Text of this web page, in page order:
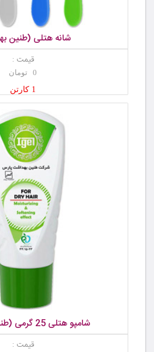
شانه هتلی (طنین
قیمت :
0 تومان
1 کارتن
شامپو هتلی 25 گرمی (طنین بهداشت)
قیمت :